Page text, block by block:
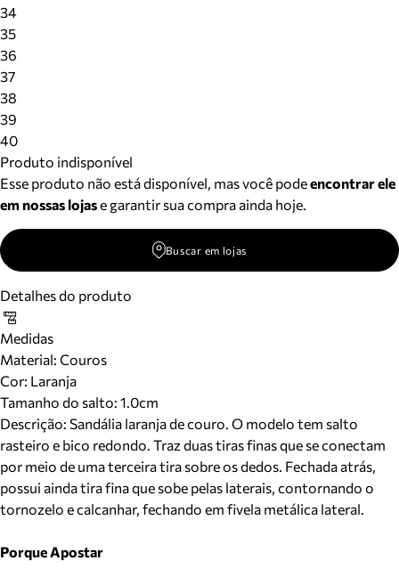
34
35
36
37
38
39
40
Produto indisponível
Esse produto não está disponível, mas você podeencontrar ele
em nossas lojase garantir sua compra ainda hoje.
Buscar em lojas
Detalhes do produto
Medidas
Material: Couros
Cor: Laranja
Tamanho do salto: 1.0cm
Descrição: Sandália laranja de couro. O modelo tem salto
rasteiro e bico redondo. Traz duas tiras finas que se conectam
por meio de uma terceira tira sobre os dedos. Fechada atrás,
possui ainda tira fina que sobe pelas laterais, contornando o
tornozelo e calcanhar, fechando em fivela metálica lateral.
Porque Apostar